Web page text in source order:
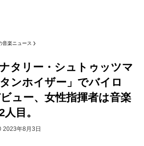
音楽ニュース
タリー・シュトゥッツマ
ンホイザー」でバイロ
ュー、女性指揮者は音楽
目。
2023年8月3日